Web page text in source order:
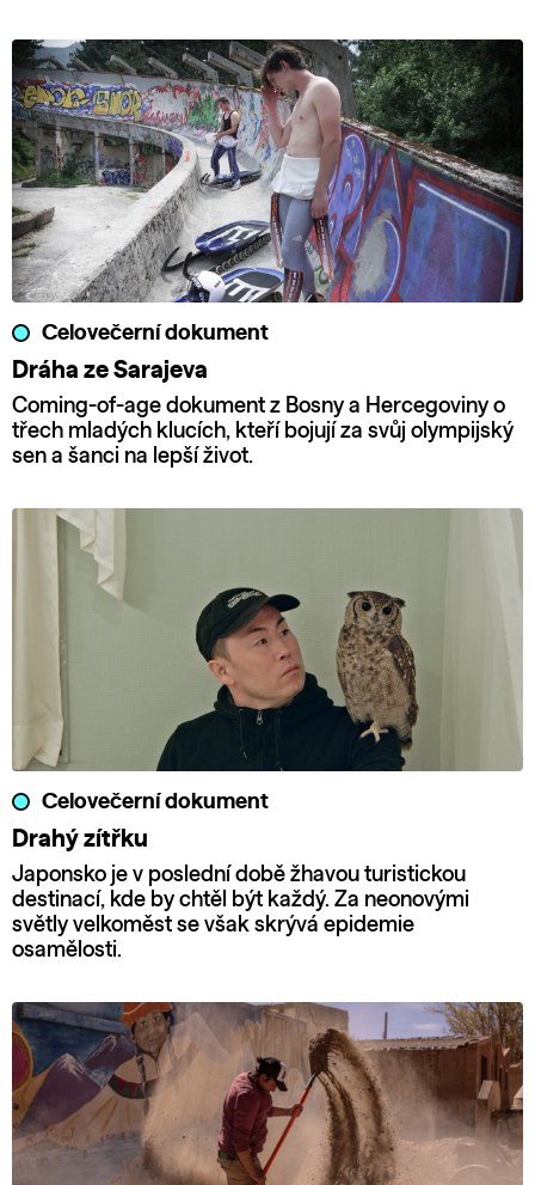
Celovečerní dokument
Dráha ze Sarajeva
Coming-of-age dokument z Bosny a Hercegoviny o
třech mladých klucích, kteří bojují za svůj olympijský
sen a šanci na lepší život.
Celovečerní dokument
Drahý zítřku
Japonsko je v poslední době žhavou turistickou
destinací, kde by chtěl být každý. Za neonovými
světly velkoměst se však skrývá epidemie
osamělosti.